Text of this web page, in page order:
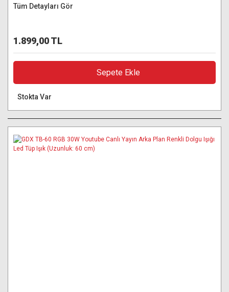
Tüm Detayları Gör
1.899,00 TL
Sepete Ekle
Stokta Var